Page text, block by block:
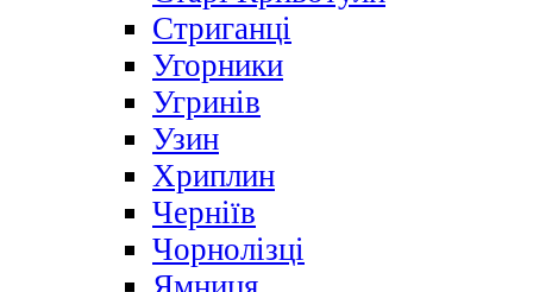
Стриганці
Угорники
Угринів
Узин
Хриплин
Черніїв
Чорнолізці